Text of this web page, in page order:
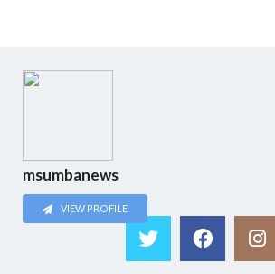
msumbanews
VIEW PROFILE